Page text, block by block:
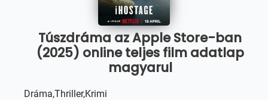
Túszdráma az Apple Store-ban
(2025) online teljes film adatlap
magyarul
Dráma,Thriller,Krimi